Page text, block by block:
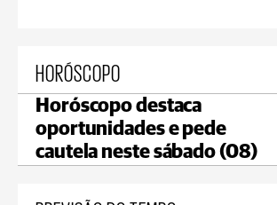
HORÓSCOPO
Horóscopo destaca
oportunidades e pede
cautela neste sábado (08)